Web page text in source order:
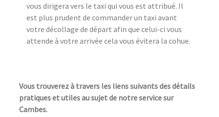
vous dirigera vers le taxi qui vous est attribué. Il
est plus prudent de commander un taxi avant
votre décollage de départ afin que celui-ci vous
attende à votre arrivée cela vous évitera la cohue.
Vous trouverez à travers les liens suivants des détails
pratiques et utiles au sujet de notre service sur
Cambes.